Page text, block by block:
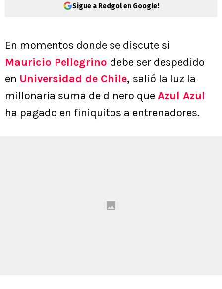
Sigue a Redgol en Google!
En momentos donde se discute si
Mauricio Pellegrino debe ser despedido
en Universidad de Chile, salió la luz la
millonaria suma de dinero queAzul Azul
ha pagado en finiquitos a entrenadores.